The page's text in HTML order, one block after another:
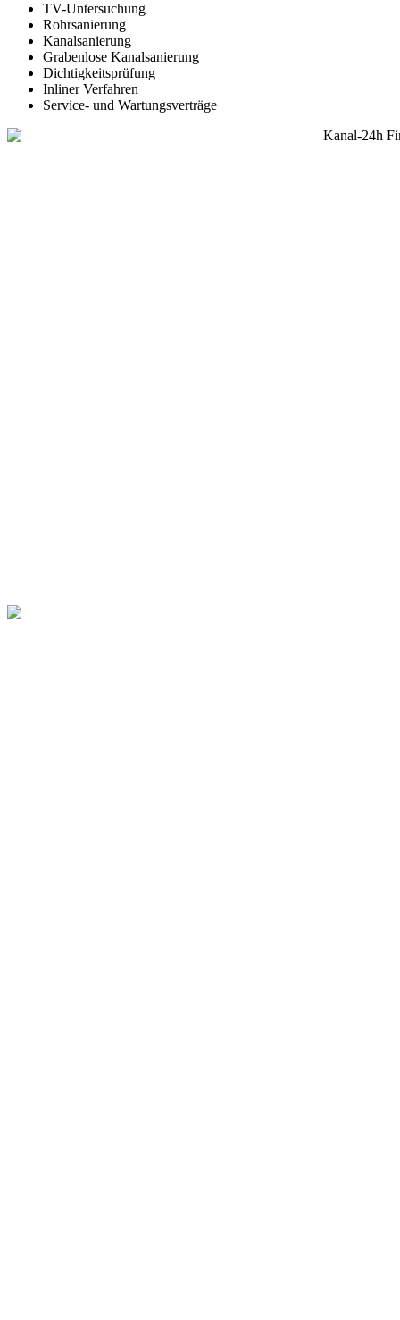
TV-Untersuchung
Rohrsanierung
Kanalsanierung
Grabenlose Kanalsanierung
Dichtigkeitsprüfung
Inliner Verfahren
Service- und Wartungsverträge